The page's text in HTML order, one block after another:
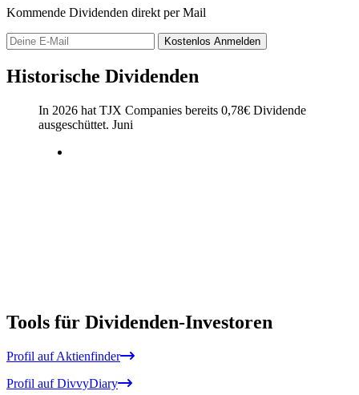
Kommende Dividenden direkt per Mail
Kostenlos Anmelden
Historische Dividenden
In 2026 hat TJX Companies bereits 0,78€ Dividende
ausgeschüttet. Juni
Tools für Dividenden-Investoren
Profil auf Aktienfinder
Profil auf DivvyDiary